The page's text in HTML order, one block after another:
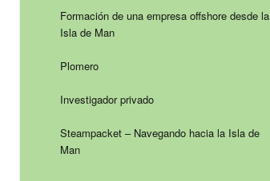
Formación de una empresa offshore desde la
Isla de Man
Plomero
Investigador privado
Steampacket – Navegando hacia la Isla de
Man